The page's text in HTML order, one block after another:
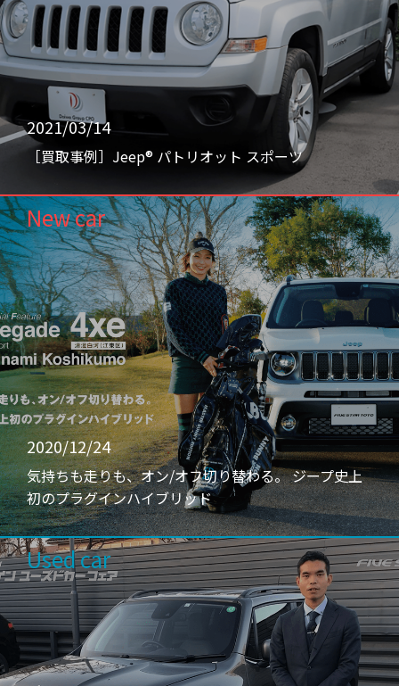
2021/03/14
［買取事例］Jeep® パトリオット スポーツ
New car
2020/12/24
気持ちも走りも、オン/オフ切り替わる。 ジープ史上
初のプラグインハイブリッド
Used car